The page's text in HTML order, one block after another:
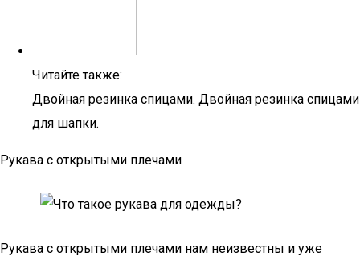
Читайте также:
Двойная резинка спицами. Двойная резинка спицами
для шапки.
Рукава с открытыми плечами
Рукава с открытыми плечами нам неизвестны и уже